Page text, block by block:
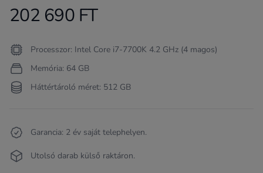
Product information
202 690 FT
Termékleírás
Processzor: Intel Core i7-7700K 4.2 GHz (4 magos)
Memória: 64 GB
Háttértároló méret: 512 GB
Garancia: 2 év saját telephelyen.
Utolsó darab külső raktáron.